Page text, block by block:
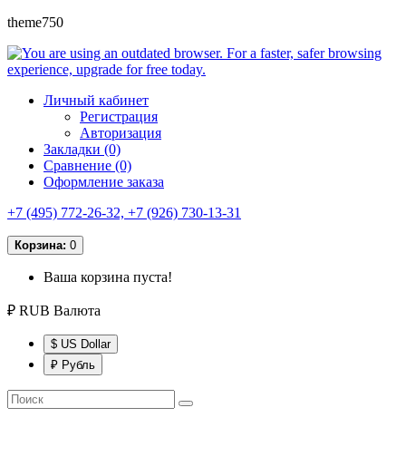
theme750
Личный кабинет
Регистрация
Авторизация
Закладки (0)
Сравнение (0)
Оформление заказа
+7 (495) 772-26-32, +7 (926) 730-13-31
Корзина: 0
Ваша корзина пуста!
₽ RUB Валюта
$ US Dollar
₽ Рубль